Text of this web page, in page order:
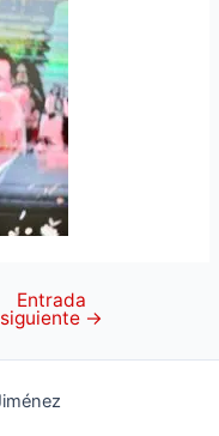
Entrada
siguiente →